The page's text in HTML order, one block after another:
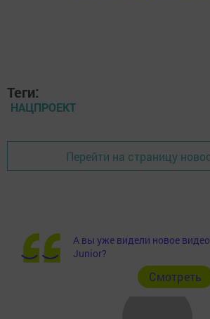
Теги:
НАЦПРОЕКТ
Перейти на страницу
А вы уже видели новое
Junior?
Cмотреть